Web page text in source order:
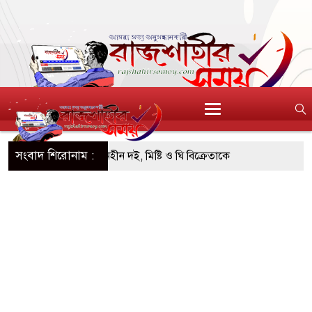
সংবাদ শিরোনাম :
অনুমোদনহীন দই, মিষ্টি ও ঘি বিক্রেতাকে